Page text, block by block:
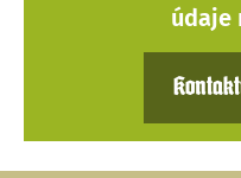
údaje